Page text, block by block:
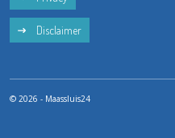
Disclaimer
© 2026 - Maassluis24